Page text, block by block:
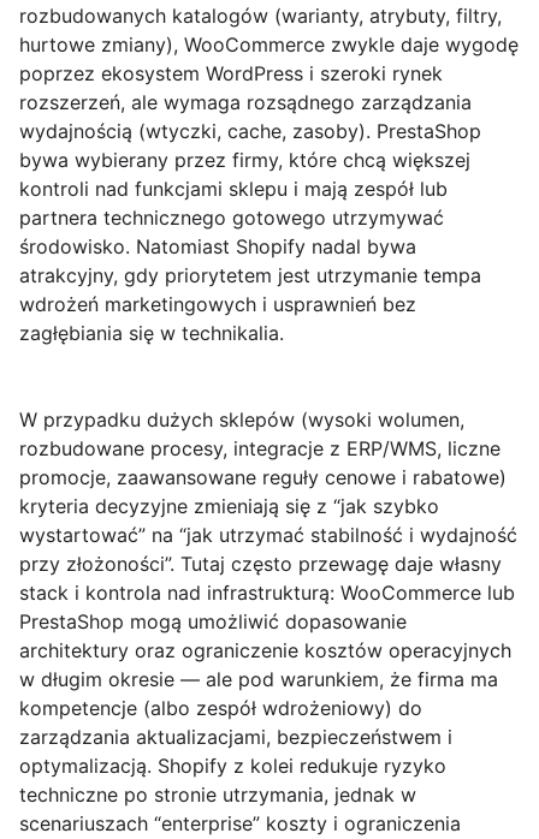
rozbudowanych katalogów (warianty, atrybuty, filtry,
hurtowe zmiany), WooCommerce zwykle daje wygodę
poprzez ekosystem WordPress i szeroki rynek
rozszerzeń, ale wymaga rozsądnego zarządzania
wydajnością (wtyczki, cache, zasoby). PrestaShop
bywa wybierany przez firmy, które chcą większej
kontroli nad funkcjami sklepu i mają zespół lub
partnera technicznego gotowego utrzymywać
środowisko. Natomiast Shopify nadal bywa
atrakcyjny, gdy priorytetem jest utrzymanie tempa
wdrożeń marketingowych i usprawnień bez
zagłębiania się w technikalia.
W przypadku dużych sklepów (wysoki wolumen,
rozbudowane procesy, integracje z ERP/WMS, liczne
promocje, zaawansowane reguły cenowe i rabatowe)
kryteria decyzyjne zmieniają się z “jak szybko
wystartować” na “jak utrzymać stabilność i wydajność
przy złożoności”. Tutaj często przewagę daje własny
stack i kontrola nad infrastrukturą: WooCommerce lub
PrestaShop mogą umożliwić dopasowanie
architektury oraz ograniczenie kosztów operacyjnych
w długim okresie — ale pod warunkiem, że firma ma
kompetencje (albo zespół wdrożeniowy) do
zarządzania aktualizacjami, bezpieczeństwem i
optymalizacją. Shopify z kolei redukuje ryzyko
techniczne po stronie utrzymania, jednak w
scenariuszach “enterprise” koszty i ograniczenia